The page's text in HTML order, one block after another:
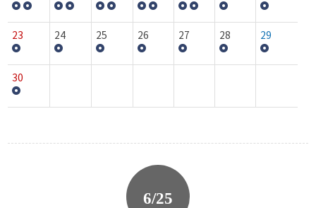
23 24 25 26 27 28 29
30
6/25